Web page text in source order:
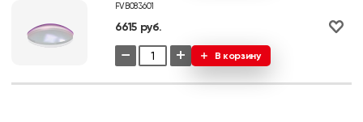
FVB083601
6615 руб.
− + В корзину